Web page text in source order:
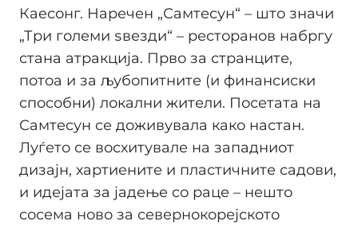
Каесонг. Наречен „Самтесун“ – што значи
„Три големи ѕвезди“ – ресторанов набргу
стана атракција. Прво за странците,
потоа и за љубопитните (и финансиски
способни) локални жители. Посетата на
Самтесун се доживувала како настан.
Луѓето се восхитувале на западниот
дизајн, хартиените и пластичните садови,
и идејата за јадење со раце – нешто
сосема ново за севернокорејското